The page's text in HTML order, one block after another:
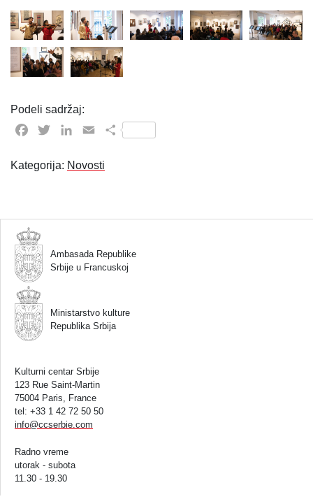
Podeli sadržaj:
Facebook
TwitterLinkedIn
EmailShare
Kategorija: Novosti
Ambasada Republike
Srbije u Francuskoj
Ministarstvo kulture
Republika Srbija
Kulturni centar Srbije
123 Rue Saint-Martin
75004 Paris, France
tel: +33 1 42 72 50 50
info@ccserbie.com
Radno vreme
utorak - subota
11.30 - 19.30